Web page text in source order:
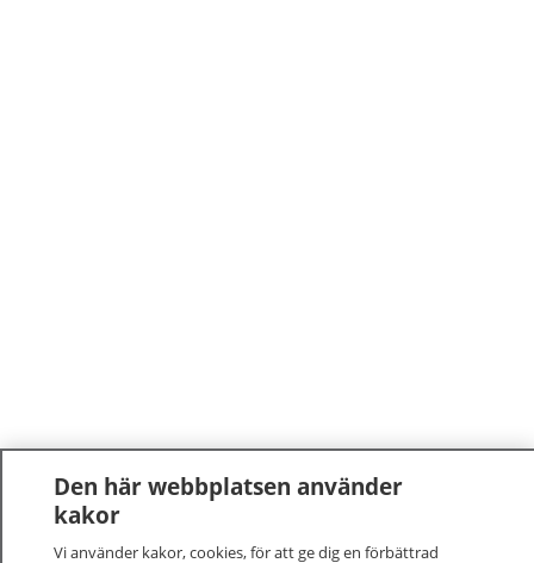
Den här webbplatsen använder
kakor
Vi använder kakor, cookies, för att ge dig en förbättrad